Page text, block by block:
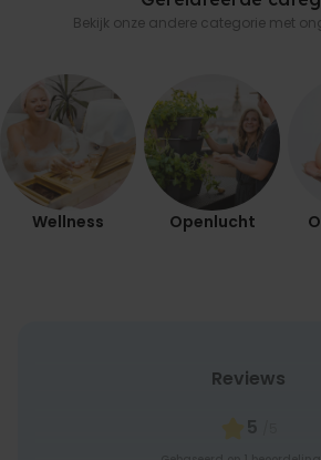
Bekijk onze andere categorie met
Wellness Openlucht
Reviews
5
MARKETING